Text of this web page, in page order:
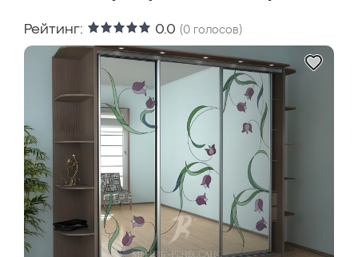
Рейтинг: 0.0 (0 голосов)